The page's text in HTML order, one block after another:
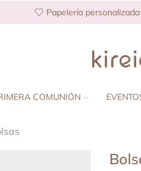
Papelería
COMUNIÓN